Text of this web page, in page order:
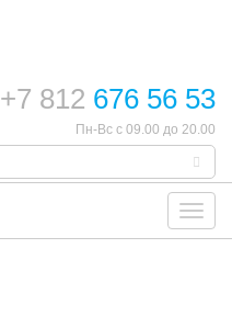
+7 812 676 56 53
Пн-Вс с 09.00 до 20.00